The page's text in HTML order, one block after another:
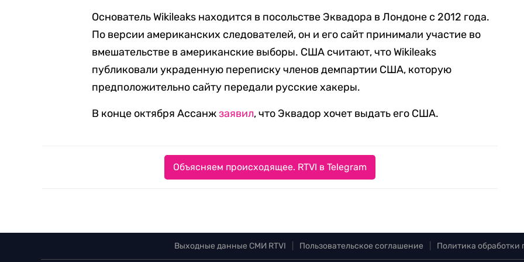
Основатель Wikileaks находится в посольстве Эквадора в Лондоне с 2012 года.
По версии американских следователей, он и его сайт принимали участие во
вмешательстве в американские выборы. США считают, что Wikileaks
публиковали украденную переписку членов демпартии США, которую
предположительно сайту передали русские хакеры.
В конце октября Ассанжзаявил, что Эквадор хочет выдать его США.
Объясняем происходящее. RTVI в Telegram
Выходные данные СМИ RTVI Пользовательское соглашение Политика